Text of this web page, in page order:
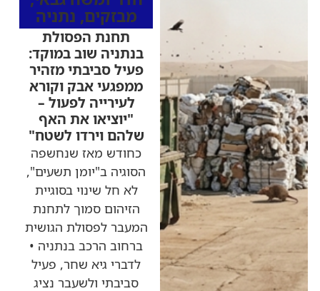
מבזקים, נתניה
תחנת הפסולת
בנתניה שוב במוקד:
פעיל סביבתי מזהיר
ממפגעי אבק וקורא
לעירייה לפעול –
"יוציאו את האף
שלהם וירדו לשטח"
כחודש מאז שנחשפה
הסוגיה ב"יומן תשעים",
לא חל שינוי בסוגיית
הזיהום סמוך לתחנת
המעבר לפסולת הגושית
ברחוב הרכב בנתניה •
לדברי גיא שחר, פעיל
סביבתי ולשעבר נציג